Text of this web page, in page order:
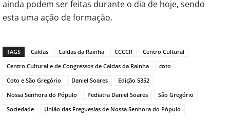
ainda podem ser feitas durante o dia de hoje, sendo
esta uma ação de formação.
TAGS Caldas Caldas da Rainha CCCCR
Centro Cultural
Centro Cultural e de Congressos de Caldas da Rainha
coto
Coto e São Gregório
Daniel Soares
Edição 5352
Nossa Senhora do Pópulo
Pediatra Daniel Soares
São Gregório
Sociedade
União das Freguesias de Nossa Senhora do Pópulo